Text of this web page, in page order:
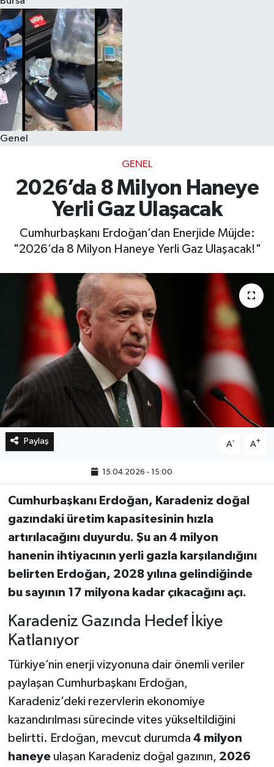
Genel
GENEL
2026’da 8 Milyon Haneye
Yerli Gaz Ulaşacak
Cumhurbaşkanı Erdoğan’dan Enerjide Müjde:
"2026’da 8 Milyon Haneye Yerli Gaz Ulaşacak!"
Paylaş A- A+
15.04.2026 - 15:00
Cumhurbaşkanı Erdoğan, Karadeniz doğal
gazındaki üretim kapasitesinin hızla
artırılacağını duyurdu. Şu an 4 milyon
hanenin ihtiyacının yerli gazla karşılandığını
belirten Erdoğan, 2028 yılına gelindiğinde
bu sayının 17 milyona kadar çıkacağını açı.
Karadeniz Gazında Hedef İkiye
Katlanıyor
Türkiye’nin enerji vizyonuna dair önemli veriler
paylaşan Cumhurbaşkanı Erdoğan,
Karadeniz’deki rezervlerin ekonomiye
kazandırılması sürecinde vites yükseltildiğini
belirtti. Erdoğan, mevcut durumda 4 milyon
haneyeulaşan Karadeniz doğal gazının, 2026
Eğitim
Sağlık
Dünya
Magazin
Kültür & Sanat
Teknoloji
Bilim
Genel
Bilim, Teknoloji